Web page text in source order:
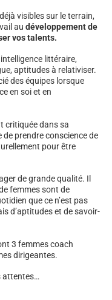
visibles sur le terrain,
au développement de
vos talents.
intelligence littéraire,
aptitudes à relativiser.
des équipes lorsque
en soi et en
critiquée dans sa
de prendre conscience de
pour être
de grande qualité. Il
femmes sont de
que ce n’est pas
d’aptitudes et de savoir-
3 femmes coach
dirigeantes.
attentes…